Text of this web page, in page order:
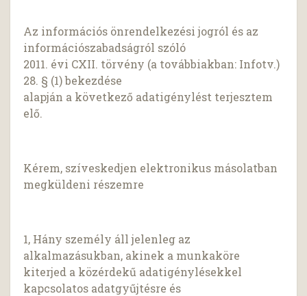
Az információs önrendelkezési jogról és az
információszabadságról szóló
2011. évi CXII. törvény (a továbbiakban: Infotv.)
28. § (1) bekezdése
alapján a következő adatigénylést terjesztem
elő.
Kérem, szíveskedjen elektronikus másolatban
megküldeni részemre
1, Hány személy áll jelenleg az
alkalmazásukban, akinek a munkaköre
kiterjed a közérdekű adatigénylésekkel
kapcsolatos adatgyűjtésre és